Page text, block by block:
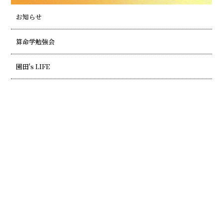
お知らせ
算命学勉強会
園田's LIFE